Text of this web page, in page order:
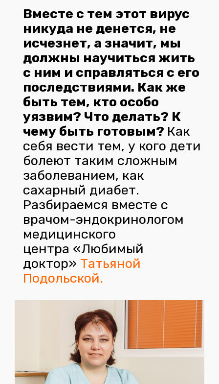
Вместе с тем этот вирус
никуда не денется, не
исчезнет, а значит, мы
должны научиться жить
с ним и справляться с его
последствиями. Как же
быть тем, кто особо
уязвим? Что делать? К
чему быть готовым? Как
себя вести тем, у кого дети
болеют таким сложным
заболеванием, как
сахарный диабет.
Разбираемся вместе с
врачом-эндокринологом
медицинского
центра «Любимый
доктор» Татьяной
Подольской.